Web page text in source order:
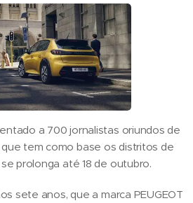
a 700 jornalistas oriundos de
tem como base os distritos de
prolonga até 18 de outubro.
sete anos, que a marca PEUGEOT